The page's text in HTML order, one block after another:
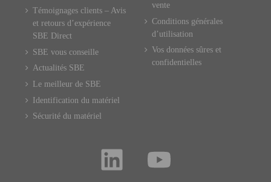
Témoignages clients – Avis
et retours d’expérience
SBE Direct
SBE vous conseille
Actualités SBE
Le meilleur de SBE
Identification du matériel
Sécurité du matériel
vente
Conditions générales
d’utilisation
Vos données sûres et
confidentielles